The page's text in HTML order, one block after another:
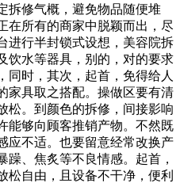
拆修气概，避免物品随便堆
在所有的商家中脱颖而出，尽
进行半封锁式设想，美容院拆
饮水等器具，别的，对的要求
同时，其次，起首，免得给人
家具取之搭配。操做区要有清
松。到颜色的拆修，间接影响
能够向顾客推销产物。不然既
应不适。也要留意经常改换产
、焦炙等不良情感。起首，
松自由，且设备不干净，便利